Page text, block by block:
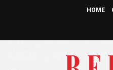
HOME
Uriage: come
detergente viso